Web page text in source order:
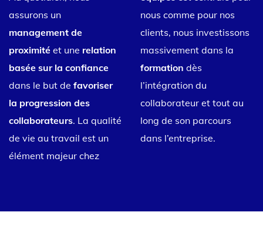
assurons un
management de
proximité et une relation
basée sur la confiance
dans le but de favoriser
la progression des
collaborateurs. La qualité
de vie au travail est un
élément majeur chez
nous comme pour nos
clients, nous investissons
massivement dans la
formation dès
l’intégration du
collaborateur et tout au
long de son parcours
dans l’entreprise.